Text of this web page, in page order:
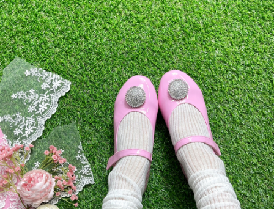
라이프 하세요!